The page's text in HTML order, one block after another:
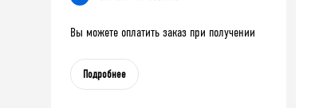
Вы можете оплатить заказ при получении
Подробнее